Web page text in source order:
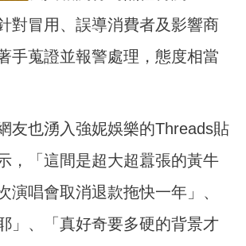
對冒用、誤導消費者及影響商
手蒐證並報警處理，態度相當
友也湧入強妮娛樂的Threads貼
，「這間是超大超囂張的黃牛
演唱會取消退款拖快一年」、
」、「真好奇要多硬的背景才